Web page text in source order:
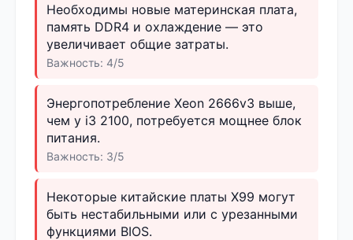
Необходимы новые материнская плата,
память DDR4 и охлаждение — это
увеличивает общие затраты.
Важность: 4/5
Энергопотребление Xeon 2666v3 выше,
чем у i3 2100, потребуется мощнее блок
питания.
Важность: 3/5
Некоторые китайские платы X99 могут
быть нестабильными или с урезанными
функциями BIOS.